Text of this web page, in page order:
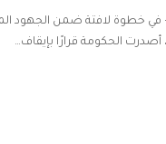
في خطوة لافتة ضمن الجهود
الحكومة قرارًا بإيقاف…